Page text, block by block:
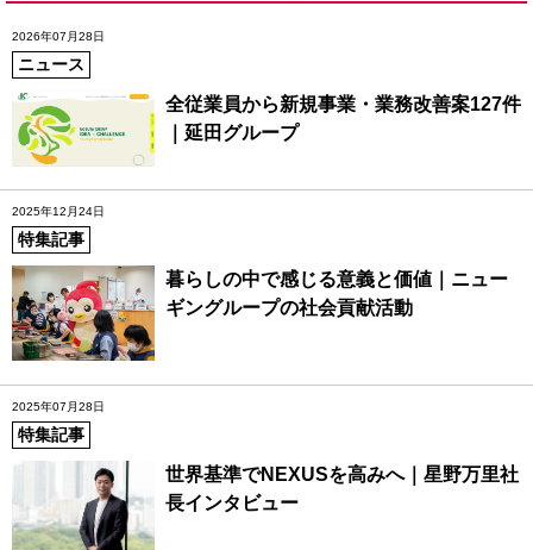
2026年07月28日
ニュース
全従業員から新規事業・業務改善案127件
｜延田グループ
2025年12月24日
特集記事
暮らしの中で感じる意義と価値｜ニュー
ギングループの社会貢献活動
2025年07月28日
特集記事
世界基準でNEXUSを高みへ｜星野万里社
長インタビュー